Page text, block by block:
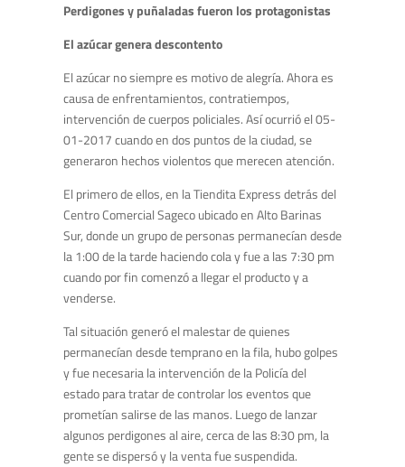
Perdigones y puñaladas fueron los protagonistas
El azúcar genera descontento
El azúcar no siempre es motivo de alegría. Ahora es
causa de enfrentamientos, contratiempos,
intervención de cuerpos policiales. Así ocurrió el 05-
01-2017 cuando en dos puntos de la ciudad, se
generaron hechos violentos que merecen atención.
El primero de ellos, en la Tiendita Express detrás del
Centro Comercial Sageco ubicado en Alto Barinas
Sur, donde un grupo de personas permanecían desde
la 1:00 de la tarde haciendo cola y fue a las 7:30 pm
cuando por fin comenzó a llegar el producto y a
venderse.
Tal situación generó el malestar de quienes
permanecían desde temprano en la fila, hubo golpes
y fue necesaria la intervención de la Policía del
estado para tratar de controlar los eventos que
prometían salirse de las manos. Luego de lanzar
algunos perdigones al aire, cerca de las 8:30 pm, la
gente se dispersó y la venta fue suspendida.